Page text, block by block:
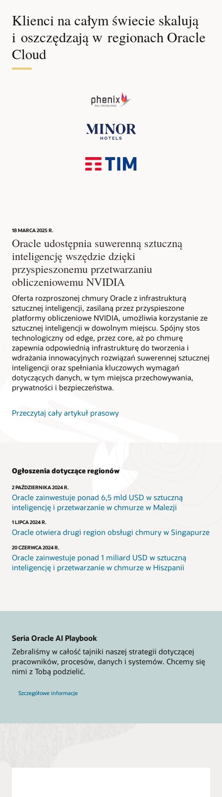
Klienci na całym świecie skalują
i oszczędzają w regionach Oracle
Cloud
18 MARCA 2025 R.
Oracle udostępnia suwerenną sztuczną
inteligencję wszędzie dzięki
przyspieszonemu przetwarzaniu
obliczeniowemu NVIDIA
Oferta rozproszonej chmury Oracle z infrastrukturą
sztucznej inteligencji, zasilaną przez przyspieszone
platformy obliczeniowe NVIDIA, umożliwia korzystanie ze
sztucznej inteligencji w dowolnym miejscu. Spójny stos
technologiczny od edge, przez core, aż po chmurę
zapewnia odpowiednią infrastrukturę do tworzenia i
wdrażania innowacyjnych rozwiązań suwerennej sztucznej
inteligencji oraz spełniania kluczowych wymagań
dotyczących danych, w tym miejsca przechowywania,
prywatności i bezpieczeństwa.
Przeczytaj cały artykuł prasowy
Ogłoszenia dotyczące regionów
2 PAŹDZIERNIKA 2024 R.
Oracle zainwestuje ponad 6,5 mld USD w sztuczną
inteligencję i przetwarzanie w chmurze w Malezji
1 LIPCA 2024 R.
Oracle otwiera drugi region obsługi chmury w Singapurze
20 CZERWCA 2024 R.
Oracle zainwestuje ponad 1 miliard USD w sztuczną
inteligencję i przetwarzanie w chmurze w Hiszpanii
Seria Oracle AI Playbook
Zebraliśmy w całość tajniki naszej strategii dotyczącej
pracowników, procesów, danych i systemów. Chcemy się
nimi z Tobą podzielić.
Szczegółowe informacje